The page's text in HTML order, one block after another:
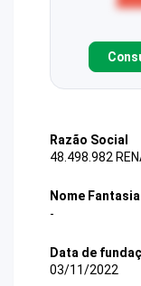
Razão Social
48.498.982
Nome Fantasia
-
Data de
03/11/2022